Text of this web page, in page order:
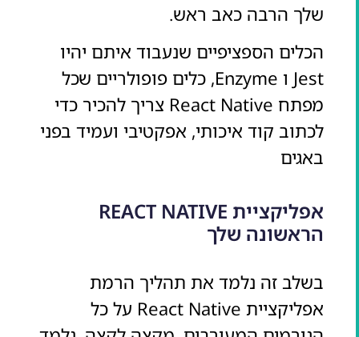
שלך הרבה כאב ראש.
הכלים הספציפיים שנעבוד איתם יהיו
Jest ו Enzyme, כלים פופולריים שכל
מפתח React Native צריך להכיר כדי
לכתוב קוד איכותי, אפקטיבי ועמיד בפני
באגים
אפליקציית REACT NATIVE
הראשונה שלך
בשלב זה נלמד את תהליך הרמת
אפליקציית React Native על כל